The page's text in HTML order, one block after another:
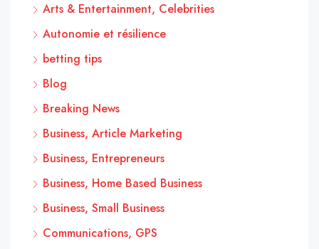
Arts & Entertainment, Celebrities
Autonomie et résilience
betting tips
Blog
Breaking News
Business, Article Marketing
Business, Entrepreneurs
Business, Home Based Business
Business, Small Business
Communications, GPS